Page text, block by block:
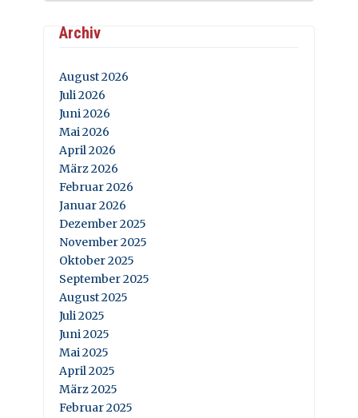
Archiv
August 2026
Juli 2026
Juni 2026
Mai 2026
April 2026
März 2026
Februar 2026
Januar 2026
Dezember 2025
November 2025
Oktober 2025
September 2025
August 2025
Juli 2025
Juni 2025
Mai 2025
April 2025
März 2025
Februar 2025